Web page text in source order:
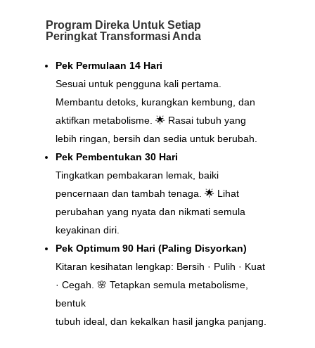
Program Direka Untuk Setiap
Peringkat Transformasi Anda
Pek Permulaan 14 Hari
Sesuai untuk pengguna kali pertama.
Membantu detoks, kurangkan kembung, dan
aktifkan metabolisme. 🌟 Rasai tubuh yang
lebih ringan, bersih dan sedia untuk berubah.
Pek Pembentukan 30 Hari
Tingkatkan pembakaran lemak, baiki
pencernaan dan tambah tenaga. 🌟 Lihat
perubahan yang nyata dan nikmati semula
keyakinan diri.
Pek Optimum 90 Hari (Paling Disyorkan)
Kitaran kesihatan lengkap: Bersih · Pulih · Kuat
· Cegah. 🌸 Tetapkan semula metabolisme,
bentuk
tubuh ideal, dan kekalkan hasil jangka panjang.